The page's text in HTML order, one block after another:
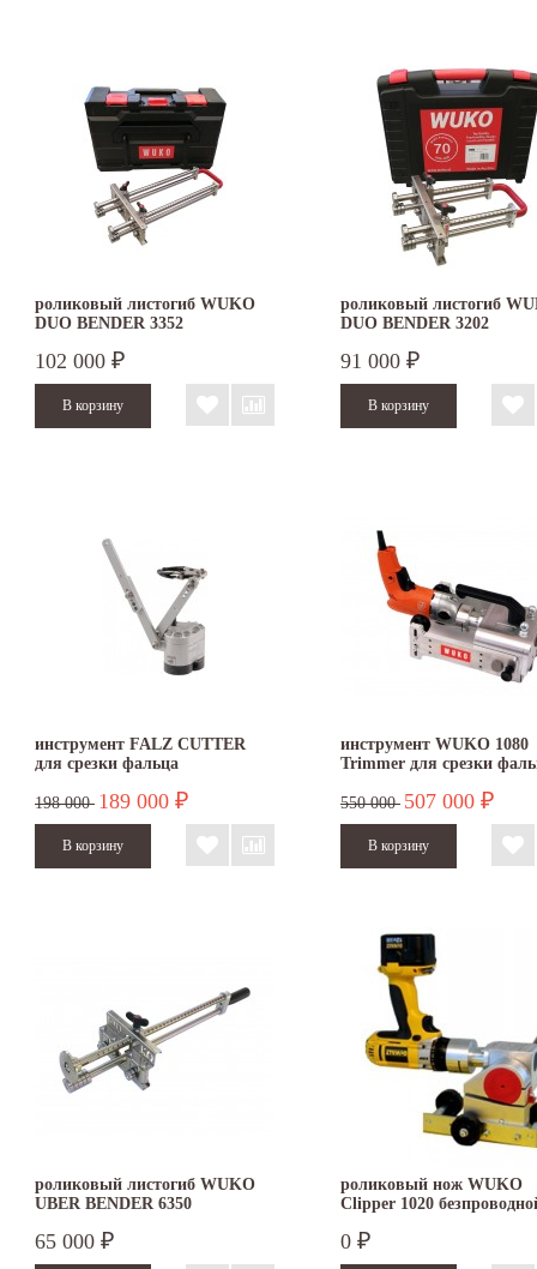
роликовый листогиб WUKO
DUO BENDER 3352
102 000 ₽
роликовый листогиб
DUO BENDER 3202
91 000 ₽
инструмент FALZ CUTTER
для срезки фальца
198 000 189 000 ₽
инструмент WUKO 1080
Trimmer для срезки
550 000 507 000 ₽
роликовый листогиб WUKO
UBER BENDER 6350
65 000 ₽
роликовый нож WUKO
Clipper 1020
0 ₽